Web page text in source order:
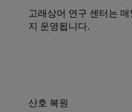
고래상어 연구 센터는
지 운영됩니다.
산호 복원